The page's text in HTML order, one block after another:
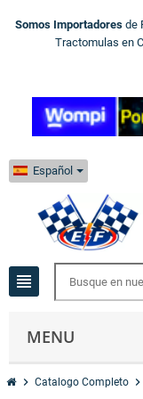
Somos Importadores de
Tractomulas en
Español
view_headline
MENU
chevron_right Catalogo Completo chevron_right